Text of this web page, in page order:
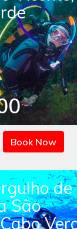
Book Now
de
São